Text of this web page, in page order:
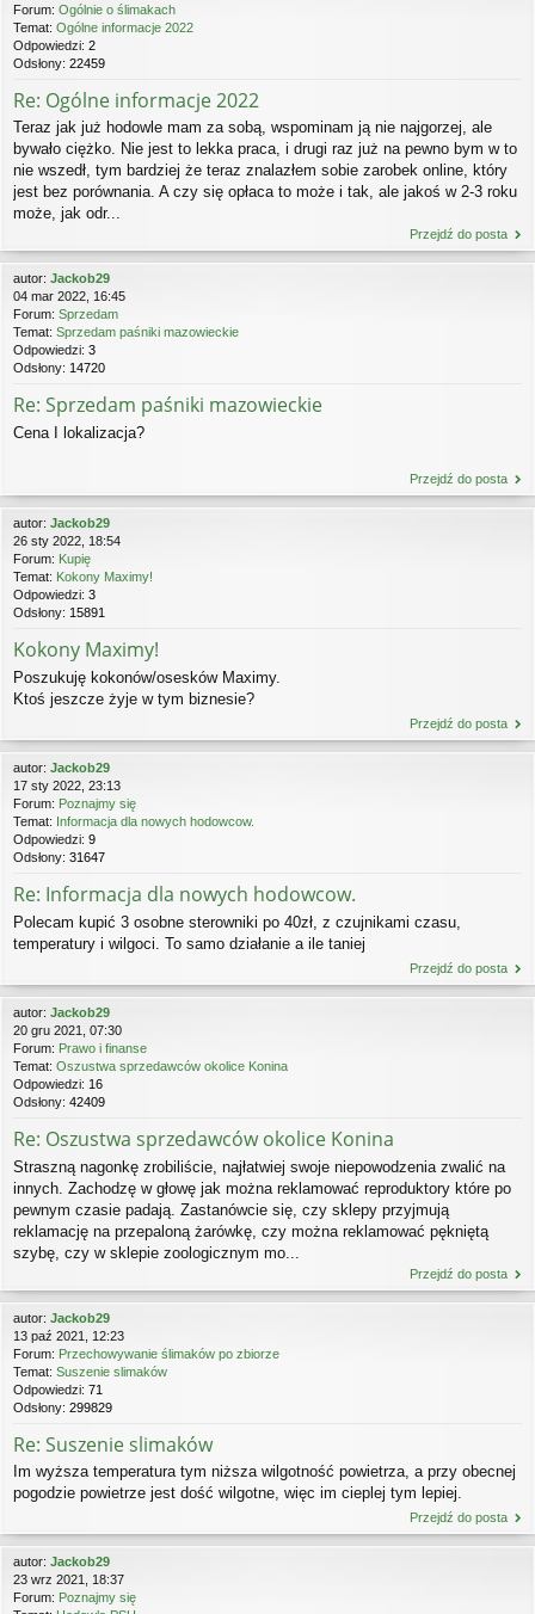
Forum: Ogólnie o ślimakach
Temat: Ogólne informacje 2022
Odpowiedzi: 2
Odsłony: 22459
Re: Ogólne informacje 2022
Teraz jak już hodowle mam za sobą, wspominam ją nie najgorzej, ale
bywało ciężko. Nie jest to lekka praca, i drugi raz już na pewno bym w to
nie wszedł, tym bardziej że teraz znalazłem sobie zarobek online, który
jest bez porównania. A czy się opłaca to może i tak, ale jakoś w 2-3 roku
może, jak odr...
Przejdź do posta
autor: Jackob29
04 mar 2022, 16:45
Forum: Sprzedam
Temat: Sprzedam paśniki mazowieckie
Odpowiedzi: 3
Odsłony: 14720
Re: Sprzedam paśniki mazowieckie
Cena I lokalizacja?
Przejdź do posta
autor: Jackob29
26 sty 2022, 18:54
Forum: Kupię
Temat: Kokony Maximy!
Odpowiedzi: 3
Odsłony: 15891
Kokony Maximy!
Poszukuję kokonów/osesków Maximy.
Ktoś jeszcze żyje w tym biznesie?
Przejdź do posta
autor: Jackob29
17 sty 2022, 23:13
Forum: Poznajmy się
Temat: Informacja dla nowych hodowcow.
Odpowiedzi: 9
Odsłony: 31647
Re: Informacja dla nowych hodowcow.
Polecam kupić 3 osobne sterowniki po 40zł, z czujnikami czasu,
temperatury i wilgoci. To samo działanie a ile taniej
Przejdź do posta
autor: Jackob29
20 gru 2021, 07:30
Forum: Prawo i finanse
Temat: Oszustwa sprzedawców okolice Konina
Odpowiedzi: 16
Odsłony: 42409
Re: Oszustwa sprzedawców okolice Konina
Straszną nagonkę zrobiliście, najłatwiej swoje niepowodzenia zwalić na
innych. Zachodzę w głowę jak można reklamować reproduktory które po
pewnym czasie padają. Zastanówcie się, czy sklepy przyjmują
reklamację na przepaloną żarówkę, czy można reklamować pękniętą
szybę, czy w sklepie zoologicznym mo...
Przejdź do posta
autor: Jackob29
13 paź 2021, 12:23
Forum: Przechowywanie ślimaków po zbiorze
Temat: Suszenie slimaków
Odpowiedzi: 71
Odsłony: 299829
Re: Suszenie slimaków
Im wyższa temperatura tym niższa wilgotność powietrza, a przy obecnej
pogodzie powietrze jest dość wilgotne, więc im cieplej tym lepiej.
Przejdź do posta
autor: Jackob29
23 wrz 2021, 18:37
Forum: Poznajmy się